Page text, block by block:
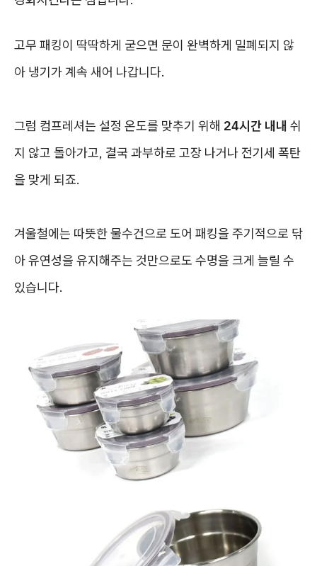
고무 패킹이 딱딱하게 굳으면 문이 완벽하게 밀폐되지 않
아 냉기가 계속 새어 나갑니다.
그럼 컴프레셔는 설정 온도를 맞추기 위해 24시간 내내 쉬
지 않고 돌아가고, 결국 과부하로 고장 나거나 전기세 폭탄
을 맞게 되죠.
겨울철에는 따뜻한 물수건으로 도어 패킹을 주기적으로 닦
아 유연성을 유지해주는 것만으로도 수명을 크게 늘릴 수
있습니다.